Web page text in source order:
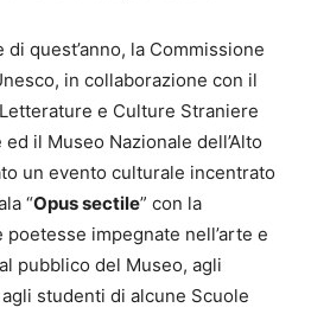
quest’anno, la Commissione
in collaborazione con il
e Culture Straniere
il Museo Nazionale dell’Alto
un evento culturale incentrato
“Opus sectile” con la
impegnate nell’arte e
pubblico del Museo, agli
studenti di alcune Scuole